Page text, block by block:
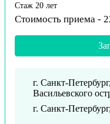
Стаж 20 лет
Стоимость приема -
г. Санкт-
Васильевского
г. Санкт-